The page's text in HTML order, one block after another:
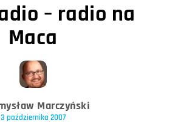
– radio na
Maca
Marczyński
3 października 2007